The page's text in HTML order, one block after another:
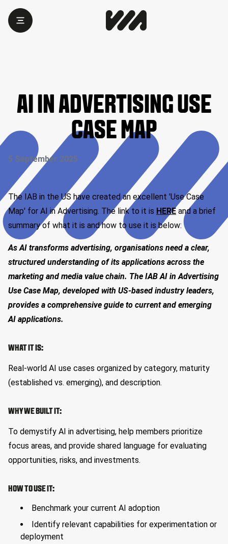
AI IN ADVERTISING USE
CASE MAP
5 September 2025
The IAB in the US have created an excellent 'Use Case
Map' for AI in Advertising. The link to it is HERE and a brief
summary of what it is and how to use it is below:
As AI transforms advertising, organisations need a clear,
structured understanding of its applications across the
marketing and media value chain. The IAB AI in Advertising
Use Case Map, developed with US-based industry leaders,
provides a comprehensive guide to current and emerging
AI applications.
WHAT IT IS:
Real-world AI use cases organized by category, maturity
(established vs. emerging), and description.
WHY WE BUILT IT:
To demystify AI in advertising, help members prioritize
focus areas, and provide shared language for evaluating
opportunities, risks, and investments.
HOW TO USE IT:
Benchmark your current AI adoption
Identify relevant capabilities for experimentation or
deployment